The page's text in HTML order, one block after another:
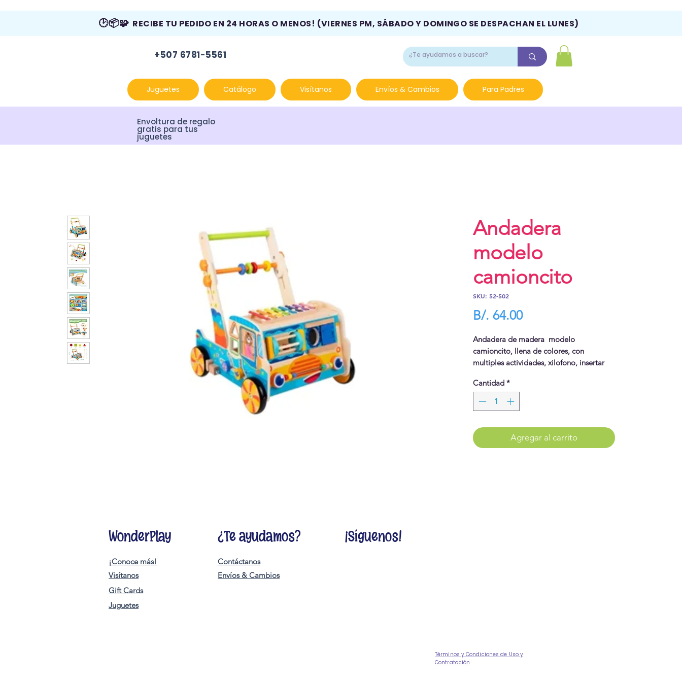
🕑📦🧩 RECIBE TU PEDIDO EN 24 HORAS O MENOS! (VIERNES PM, SÁBADO Y DOMINGO SE DESPACHAN EL LUNES)
+507 6781-5561
Juguetes Catálogo Visítanos Envíos & Cambios Para Padres
Envoltura de regalo
gratis para tus
juguetes
Andadera
modelo
camioncito
SKU: 52-502
B/. 64.00Precio
Andadera de madera modelo
camioncito, llena de colores, con
multiples actividades, xilofono, insertar
Tamaño 17.7" alto x 15.7" x 13.8"
Cantidad *
Agregar al carrito
WonderPlay
¡Conoce más!
Visítanos
¿Te ayudamos?
Contáctanos
¡Síguenos!
Envíos & Cambios
Gift Cards
Juguetes
Términos y Condiciones de Uso y
Contratación